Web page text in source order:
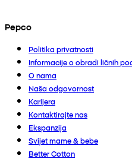
Pepco
Politika privatnosti
Informacije o obradi ličnih
O nama
Naša odgovornost
Karijera
Kontaktirajte nas
Ekspanzija
Svijet mame & bebe
Better Cotton